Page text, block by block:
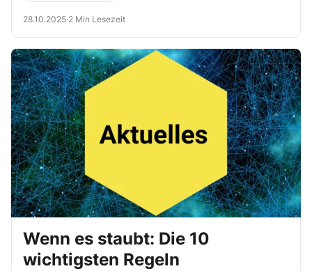
28.10.2025·2 Min Lesezeit
Wenn es staubt: Die 10
wichtigsten Regeln